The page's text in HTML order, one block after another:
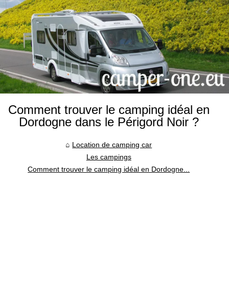
Comment trouver le camping idéal en
Dordogne dans le Périgord Noir ?
Location de camping car
Les campings
Comment trouver le camping idéal en Dordogne...